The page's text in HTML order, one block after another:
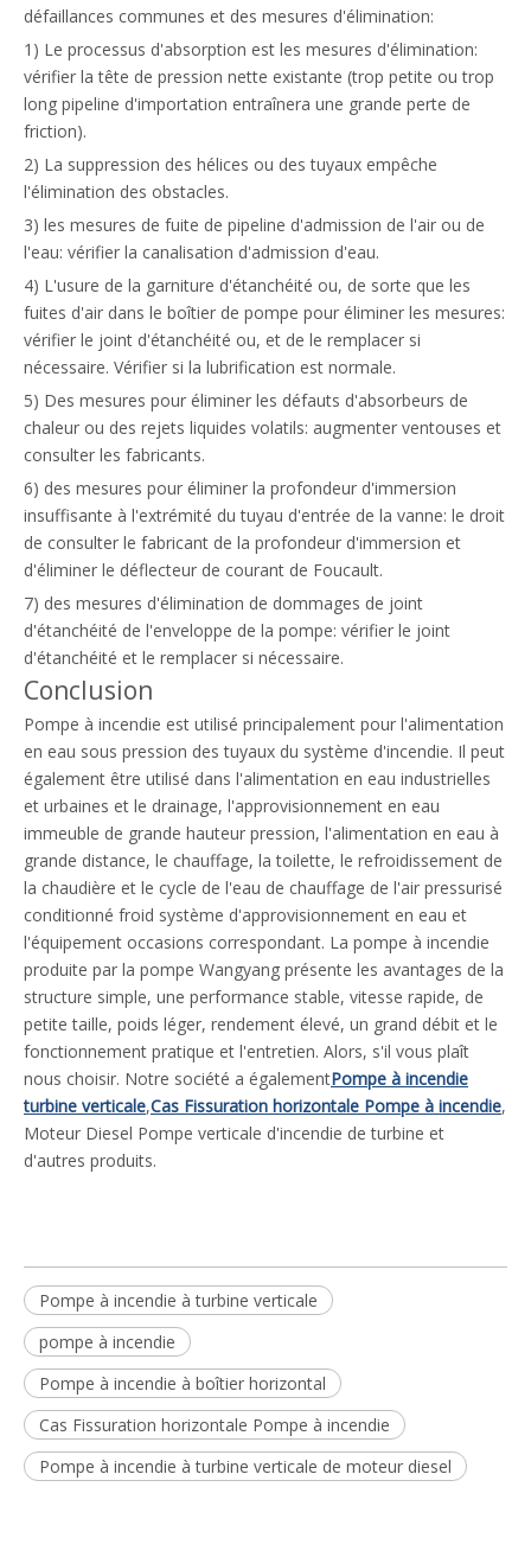
défaillances communes et des mesures d'élimination:
1) Le processus d'absorption est les mesures d'élimination:
vérifier la tête de pression nette existante (trop petite ou trop
long pipeline d'importation entraînera une grande perte de
friction).
2) La suppression des hélices ou des tuyaux empêche
l'élimination des obstacles.
3) les mesures de fuite de pipeline d'admission de l'air ou de
l'eau: vérifier la canalisation d'admission d'eau.
4) L'usure de la garniture d'étanchéité ou, de sorte que les
fuites d'air dans le boîtier de pompe pour éliminer les mesures:
vérifier le joint d'étanchéité ou, et de le remplacer si
nécessaire. Vérifier si la lubrification est normale.
5) Des mesures pour éliminer les défauts d'absorbeurs de
chaleur ou des rejets liquides volatils: augmenter ventouses et
consulter les fabricants.
6) des mesures pour éliminer la profondeur d'immersion
insuffisante à l'extrémité du tuyau d'entrée de la vanne: le droit
de consulter le fabricant de la profondeur d'immersion et
d'éliminer le déflecteur de courant de Foucault.
7) des mesures d'élimination de dommages de joint
d'étanchéité de l'enveloppe de la pompe: vérifier le joint
d'étanchéité et le remplacer si nécessaire.
Conclusion
Pompe à incendie est utilisé principalement pour l'alimentation
en eau sous pression des tuyaux du système d'incendie. Il peut
également être utilisé dans l'alimentation en eau industrielles
et urbaines et le drainage, l'approvisionnement en eau
immeuble de grande hauteur pression, l'alimentation en eau à
grande distance, le chauffage, la toilette, le refroidissement de
la chaudière et le cycle de l'eau de chauffage de l'air pressurisé
conditionné froid système d'approvisionnement en eau et
l'équipement occasions correspondant. La pompe à incendie
produite par la pompe Wangyang présente les avantages de la
structure simple, une performance stable, vitesse rapide, de
petite taille, poids léger, rendement élevé, un grand débit et le
fonctionnement pratique et l'entretien. Alors, s'il vous plaît
nous choisir. Notre société a égalementPompe à incendie
turbine verticale,Cas Fissuration horizontale Pompe à incendie,
Moteur Diesel Pompe verticale d'incendie de turbine et
d'autres produits.
Pompe à incendie à turbine verticale
pompe à incendie
Pompe à incendie à boîtier horizontal
Cas Fissuration horizontale Pompe à incendie
Pompe à incendie à turbine verticale de moteur diesel